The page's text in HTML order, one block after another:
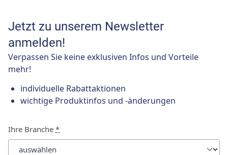
Jetzt zu unserem Newsletter
anmelden!
Verpassen Sie keine exklusiven Infos und Vorteile
mehr!
individuelle Rabattaktionen
wichtige Produktinfos und -änderungen
Ihre Branche *